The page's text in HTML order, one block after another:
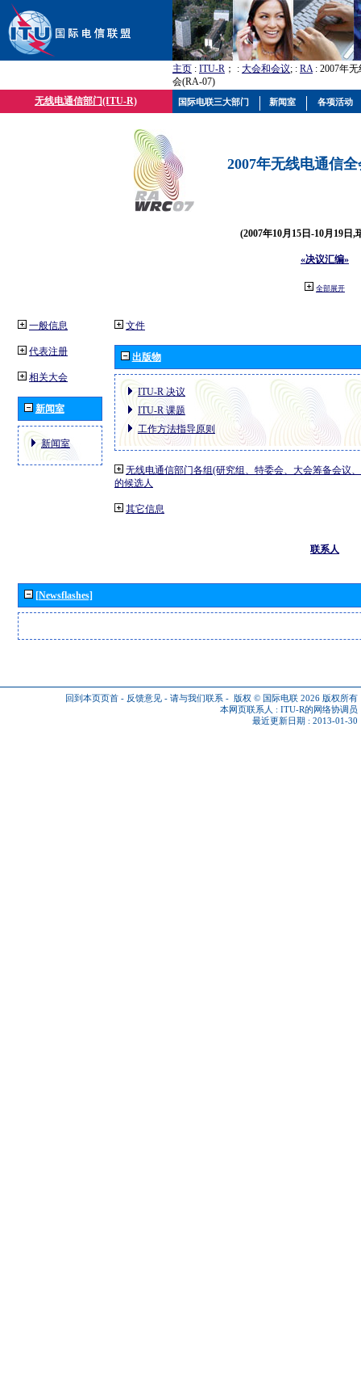
主页 : ITU-R ； : 大会和会议; : RA: 2007年
会(RA-07)
无线电通信部门(ITU-R)
2007年无线电通信
(2007年10月15日-10月19日,
«决议汇编»
全部展开
一般信息
代表注册
相关大会
新闻室
新闻室
文件
出版物
ITU-R 决议
ITU-R 课题
工作方法指导原则
无线电通信部门各组(研究组、特委会、大会筹备会议
的候选人
其它信息
联系人
[Newsflashes]
回到本页页首 - 反馈意见 - 请与我们联系 - 版权 © 国际电联 2026 版权所有
本网页联系人 : ITU-R的网络协调员
最近更新日期 : 2013-01-30
国际电联三大部门 新闻室 各项活动